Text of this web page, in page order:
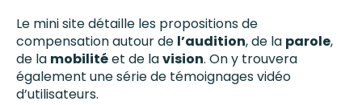
Le mini site détaille les propositions de
compensation autour de l’audition, de la parole,
de la mobilitéet de lavision. On y trouvera
également une série de témoignages vidéo
d’utilisateurs.